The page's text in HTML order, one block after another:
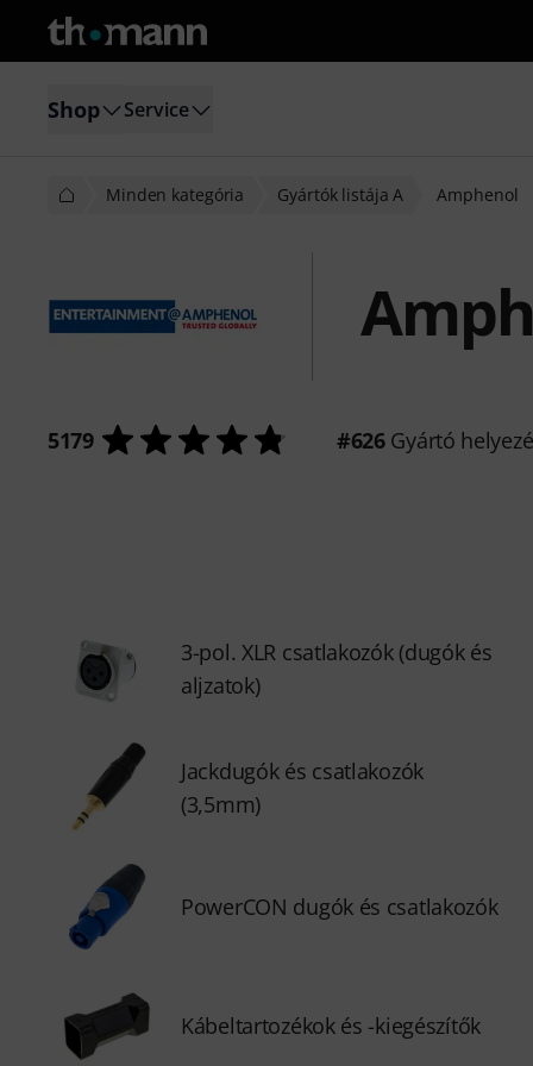
Shop Service
Minden kategória Gyártók listája A Amphenol
5179 #626Gyártó
3-pol. XLR csatlakozók (dugók és
aljzatok)
Jackdugók és csatlakozók
(3,5mm)
PowerCON dugók és csatlakozók
Kábeltartozékok és -kiegészítők